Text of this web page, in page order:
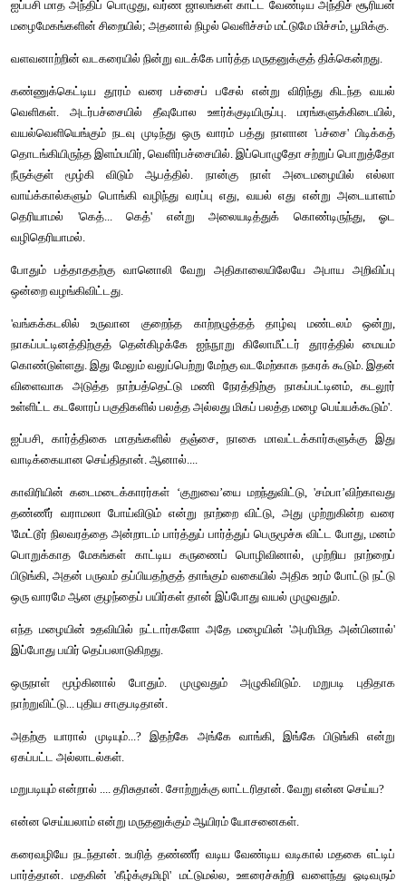
நுழையும்முன்
பயிர்களை வாழவைப்பது மழை. அது பெருமழையாகி
மழையின் குற்றமல்ல. வெள்ளம் தேங்காமல் வடிய வழிவகை
குற்றம். பெருவெள்ளத்தை வடியச் செய்யத் தனிமனிதனால்
செய்யவேண்டிய பணியல்லவா?
ஐப்பசி மாத அந்திப் பொழுது, வர்ண ஜாலங்கள் காட்ட வேண்டிய
வளவனாற்றின் வடகரையில் நின்று வடக்கே பார்த்த மருதனுக்குத்
கண்ணுக்கெட்டிய தூரம் வரை பச்சைப் பசேல் என்று
வெளிகள். அடர்பச்சையில் தீவுபோல ஊர்க்குடியிருப்பு.
வயல்வெளியெங்கும் நடவு முடிந்து ஒரு வாரம் பத்து நாளான
தொடங்கியிருந்த இளம்பயிர், வெளிர்பச்சையில். இப்பொழுதோ
நீருக்குள் மூழ்கி விடும் ஆபத்தில். நான்கு நாள்
வாய்க்கால்களும் பொங்கி வழிந்து வரப்பு எது, வயல் எது
தெரியாமல் 'கெத்... கெத்' என்று அலையடித்துக்
வழிதெரியாமல்.
போதும் பத்தாததற்கு வானொலி வேறு அதிகாலையிலேயே
ஒன்றை வழங்கிவிட்டது.
'வங்கக்கடலில் உருவான குறைந்த காற்றழுத்தத் தாழ்வு
நாகப்பட்டினத்திற்குத் தென்கிழக்கே ஐந்நூறு கிலோமீட்டர்
கொண்டுள்ளது. இது மேலும் வலுப்பெற்று மேற்கு வடமேற்காக
விளைவாக அடுத்த நாற்பத்தெட்டு மணி நேரத்திற்கு
உள்ளிட்ட கடலோரப் பகுதிகளில் பலத்த அல்லது மிகப் பலத்த மழை
வாடிக்கையான செய்திதான். ஆனால்....
தண்ணீர் வராமலா போய்விடும் என்று நாற்றை விட்டு, அது